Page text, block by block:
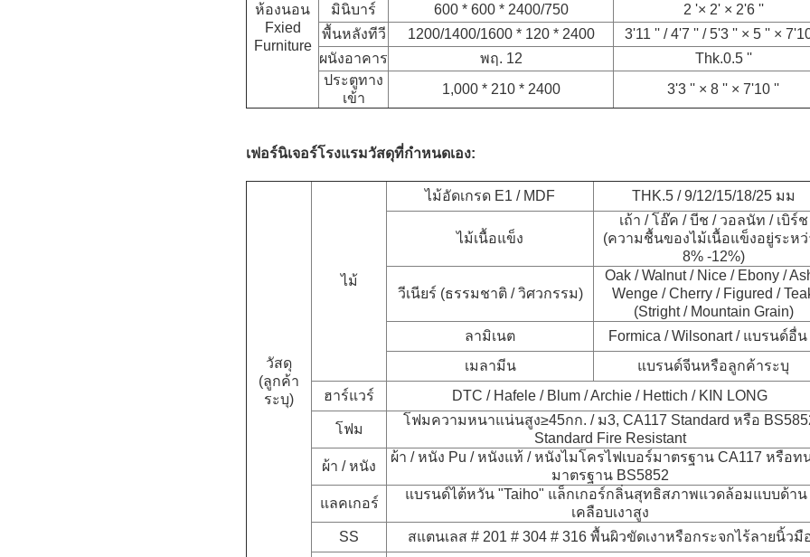
ห้องนอน
Fxied
Furniture
มินิบาร์
600 * 600 * 2400/750
2 '× 2' × 2'6 ''
พื้นหลังทีวี
1200/1400/1600 * 120 * 2400
3'11 '' / 4'7 '' / 5'3 '' × 5 '' ×
ผนังอาคาร
พฤ. 12
Thk.0.5 ''
ประตูทาง
เข้า
1,000 * 210 * 2400 3'3 '' × 8 '' × 7'10 ''
เฟอร์นิเจอร์โรงแรมวัสดุที่กำหนดเอง:
วัสดุ
(ลูกค้า
ระบุ)
ไม้
ไม้อัดเกรด E1 / MDF THK.5 / 9/12/15/18/25 มม
ไม้เนื้อแข็ง
เถ้า / โอ๊ค / บีช / วอลนัท / เบิร์ช
(ความชื้นของไม้เนื้อแข็งอยู่ระหว่
8% -12%)
วีเนียร์ (ธรรมชาติ / วิศวกรรม)
Oak / Walnut / Nice / Ebony /
Wenge / Cherry / Figured /
(Stright / Mountain Grain)
ลามิเนต
Formica / Wilsonart / แบรนด์อื่น
เมลามีน
แบรนด์จีนหรือลูกค้าระบุ
ฮาร์แวร์
DTC / Hafele / Blum / Archie / Hettich / KIN LONG
โฟม
โฟมความหนาแน่นสูง≥45กก. / ม3, CA117 Standard หรือ
Standard Fire Resistant
ผ้า / หนัง
ผ้า / หนัง Pu / หนังแท้ / หนังไมโครไฟเบอร์มาตรฐาน CA117 หรือท
มาตรฐาน BS5852
แลคเกอร์
แบรนด์ไต้หวัน "Taiho" แล็กเกอร์กลิ่นสุทธิสภาพแวดล้อมแบบด้าน
เคลือบเงาสูง
SS
สแตนเลส # 201 # 304 # 316 พื้นผิวขัดเงาหรือกระจกไร้ลายนิ้วมื